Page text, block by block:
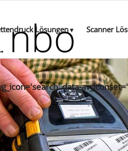
Lösungen Scanner
data-